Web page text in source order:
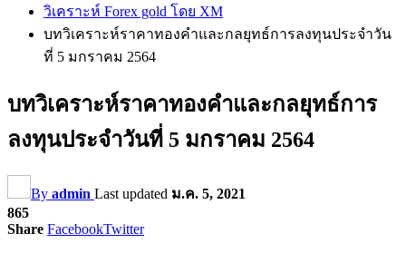
วิเคราะห์ Forex gold โดย XM
บทวิเคราะห์ราคาทองคำและกลยุทธ์การลงทุนประจำวัน
ที่ 5 มกราคม 2564
บทวิเคราะห์ราคาทองคำและกลยุทธ์การ
ลงทุนประจำวันที่ 5 มกราคม 2564
By admin Last updated ม.ค. 5, 2021
865
Share FacebookTwitter